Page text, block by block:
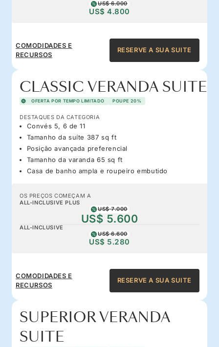
US$ 6.000
US$ 4.800
COMODIDADES E
RECURSOS
RESERVE A SUA SUITE
CLASSIC VERANDA SUITE
OFERTA POR TEMPO LIMITADO POUPE 20%
DESTAQUES DA CATEGORIA
Convés 5, 6 de 11
Tamanho da suíte 387 sq ft
Posição avançada preferencial
Tamanho da varanda 65 sq ft
Casa de banho ampla e roupeiro embutido
OS PREÇOS COMEÇAM A
ALL-INCLUSIVE PLUS
US$ 7.000
US$ 5.600
ALL-INCLUSIVE
US$ 6.600
US$ 5.280
COMODIDADES E
RECURSOS
RESERVE A SUA SUITE
SUPERIOR VERANDA
SUITE